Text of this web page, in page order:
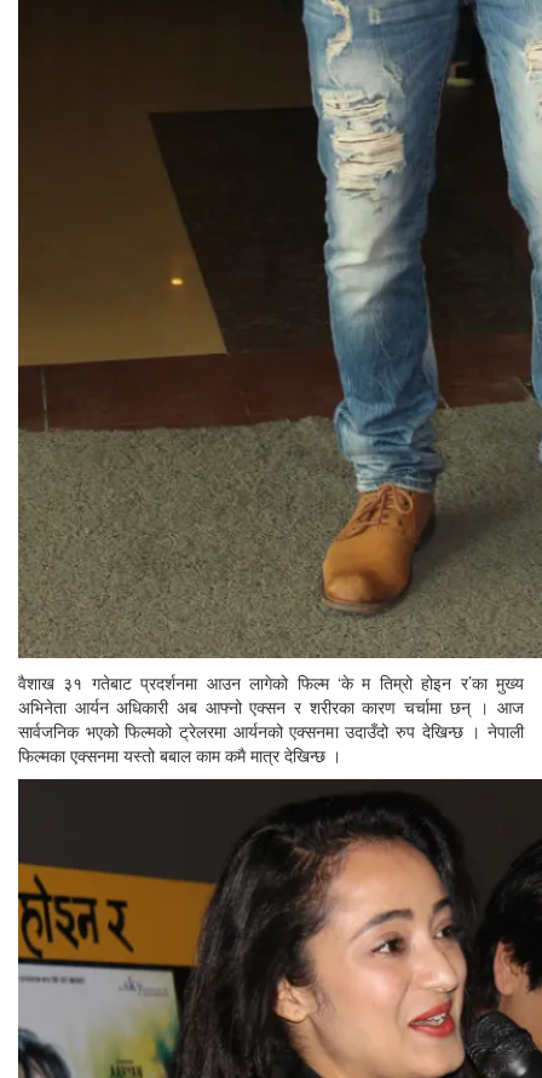
वैशाख ३१ गतेबाट प्रदर्शनमा आउन लागेको फिल्म ‘के म तिम्रो होइन र’का मुख्य
अभिनेता आर्यन अधिकारी अब आफ्नो एक्सन र शरीरका कारण चर्चामा छन् । आज
सार्वजनिक भएको फिल्मको ट्रेलरमा आर्यनको एक्सनमा उदाउँदो रुप देखिन्छ । नेपाली
फिल्मका एक्सनमा यस्तो बबाल काम कमै मात्र देखिन्छ ।